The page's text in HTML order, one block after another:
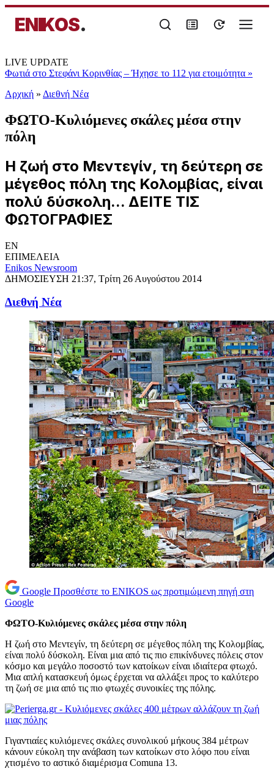
ENIKOS.
LIVE UPDATE
Φωτιά στο Στεφάνι Κορινθίας – Ήχησε το 112 για ετοιμότητα »
Αρχική » Διεθνή Νέα
ΦΩΤΟ-Κυλιόμενες σκάλες μέσα στην
πόλη
Η ζωή στο Μεντεγίν, τη δεύτερη σε
μέγεθος πόλη της Κολομβίας, είναι
πολύ δύσκολη... ΔΕΙΤΕ ΤΙΣ
ΦΩΤΟΓΡΑΦΙΕΣ
EN
ΕΠΙΜΕΛΕΙΑ
Enikos Newsroom
ΔΗΜΟΣΙΕΥΣΗ 21:37, Τρίτη 26 Αυγούστου 2014
Διεθνή Νέα
Google Προσθέστε το ENIKOS ως προτιμώμενη πηγή στη
Google
ΦΩΤΟ-Κυλιόμενες σκάλες μέσα στην πόλη
Η ζωή στο Μεντεγίν, τη δεύτερη σε μέγεθος πόλη της Κολομβίας,
είναι πολύ δύσκολη. Είναι μια από τις πιο επικίνδυνες πόλεις στον
κόσμο και μεγάλο ποσοστό των κατοίκων είναι ιδιαίτερα φτωχό.
Μια απλή κατασκευή όμως έρχεται να αλλάξει προς το καλύτερο
τη ζωή σε μια από τις πιο φτωχές συνοικίες της πόλης.
Γιγαντιαίες κυλιόμενες σκάλες συνολικού μήκους 384 μέτρων
κάνουν εύκολη την ανάβαση των κατοίκων στο λόφο που είναι
χτισμένο το αστικό διαμέρισμα Comuna 13.